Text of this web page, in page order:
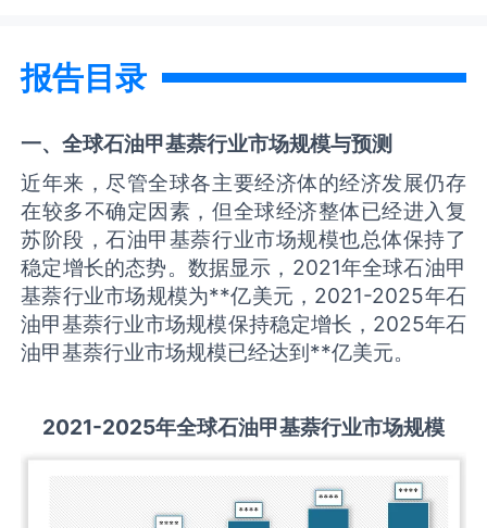
报告目录
一、全球石油甲基萘行业市场规模与预测
近年来，尽管全球各主要经济体的经济发展仍存
在较多不确定因素，但全球经济整体已经进入复
苏阶段，石油甲基萘行业市场规模也总体保持了
稳定增长的态势。数据显示，2021年全球石油甲
基萘行业市场规模为**亿美元，2021-2025年石
油甲基萘行业市场规模保持稳定增长，2025年石
油甲基萘行业市场规模已经达到**亿美元。
2021-2025年全球石油甲基萘行业市场规模